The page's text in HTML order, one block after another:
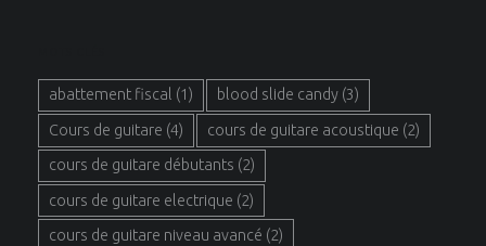
abattement fiscal (1) blood slide candy(3)
Cours de guitare (4) cours de guitare acoustique (2)
cours de guitare débutants (2)
cours de guitare electrique (2)
cours de guitare niveau avancé (2)